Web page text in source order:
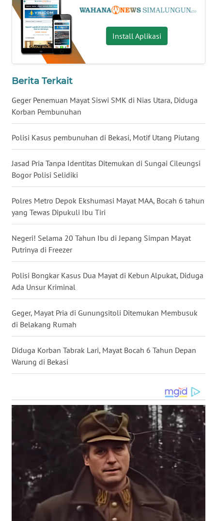
Install Aplikasi
Berita Terkait
Geger Penemuan Mayat Siswi SMK di Nias Utara, Diduga
Korban Pembunuhan
Polisi Kasus pembunuhan di Bekasi, Motif Utang Piutang
Jasad Pria Tanpa Identitas Ditemukan di Sungai Cileungsi
Bogor Polisi Selidiki
Polres Metro Depok Ekshumasi Mayat MAA, Bocah 6 tahun
yang Tewas Dipukuli Ibu Tiri
Negeri! Selama 20 Tahun Ibu di Jepang Simpan Mayat
Putrinya di Freezer
Polisi Bongkar Kasus Dua Mayat di Kebun Alpukat, Diduga
Ada Unsur Kriminal
Geger, Mayat Pria di Gunungsitoli Ditemukan Membusuk
di Belakang Rumah
Diduga Korban Tabrak Lari, Mayat Bocah 6 Tahun Depan
Warung di Bekasi
WN
MALUKU
WN
MALUT
DAIRI
WN
DANAU
WN
NIAS
WN
LANGKAT
WN
TAPANULI
SELATAN
WN
TANJUNG
LESUNG
WN
KARO
WN
WN
LABUHANBATU
WN
WN DELI
SERDANG